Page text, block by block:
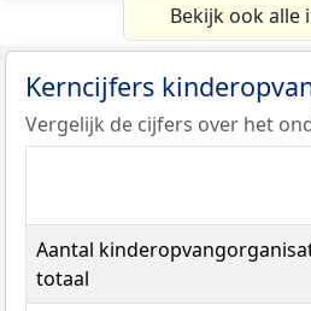
Bekijk ook alle
Kerncijfers
Vergelijk de cijfers over het
Aantal
totaal